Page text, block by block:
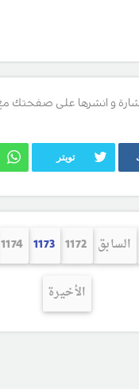
و انشرها على صفحتك مع
تويتر
السابق 1172
1173
1174
الأخيرة